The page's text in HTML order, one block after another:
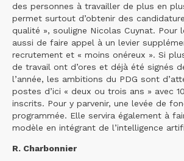
des personnes à travailler de plus en
permet surtout d’obtenir des
qualité », souligne Nicolas Cuynat. Pour
aussi de faire appel à un levier
recrutement et « moins onéreux ». Si
de travail ont d’ores et déjà été signés
l’année, les ambitions du PDG sont
postes d’ici « deux ou trois ans » avec
inscrits. Pour y parvenir, une levée de
programmée. Elle servira également à
modèle en intégrant de l’intelligence
R. Charbonnier